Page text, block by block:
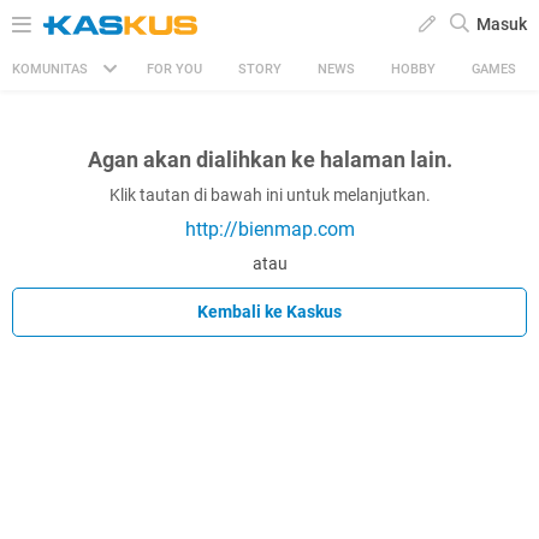
Masuk
KOMUNITAS FOR YOU STORY NEWS HOBBY GAMES
Agan akan dialihkan ke halaman lain.
Klik tautan di bawah ini untuk melanjutkan.
http://bienmap.com
atau
Kembali ke Kaskus